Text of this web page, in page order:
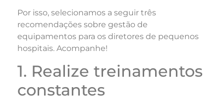
Por isso, selecionamos a seguir três
recomendações sobre gestão de
equipamentos para os diretores de pequenos
hospitais. Acompanhe!
1. Realize treinamentos
constantes